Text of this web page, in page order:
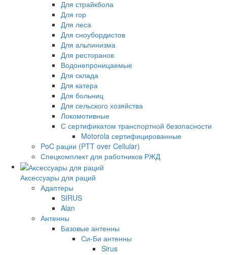
Для страйкбола
Для гор
Для леса
Для сноубордистов
Для альпинизма
Для ресторанов
Водонепроницаемые
Для склада
Для катера
Для больниц
Для сельского хозяйства
Локомотивные
С сертификатом транспортной безопасности
Motorola сертифицированные
PoC рации (PTT over Cellular)
Спецкомплект для работников РЖД
Аксессуары для раций
Адаптеры
SIRUS
Alan
Антенны
Базовые антенны
Си-Би антенны
Sirus